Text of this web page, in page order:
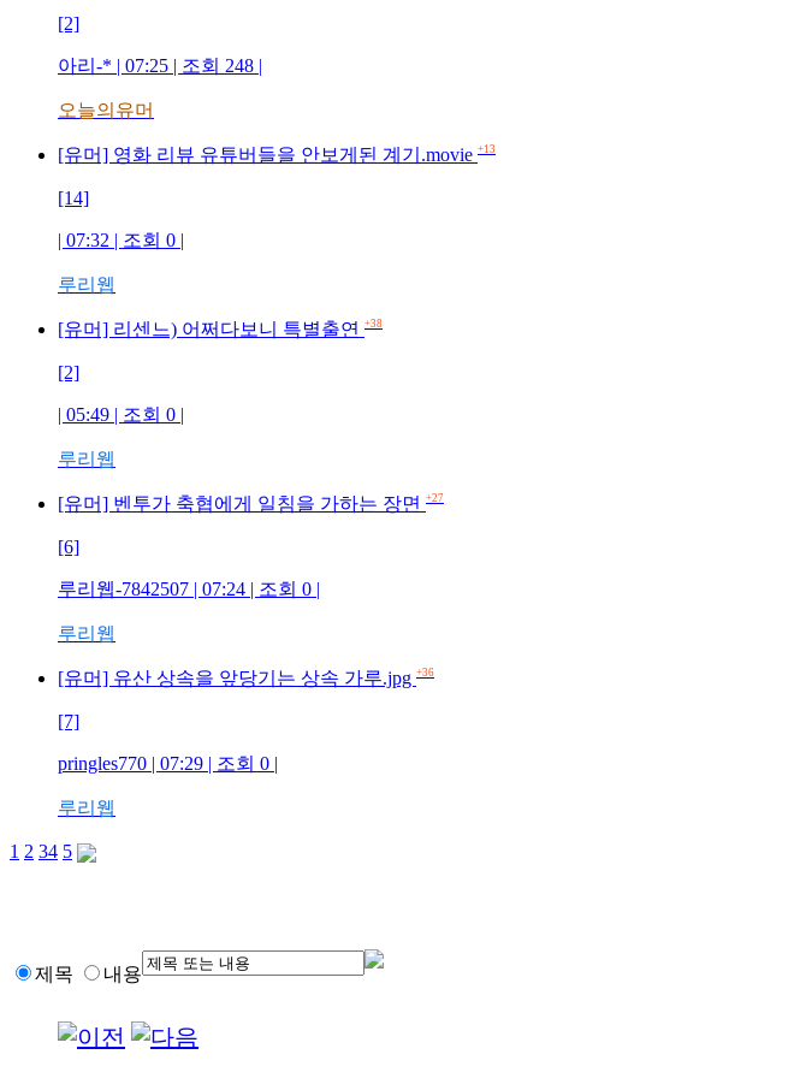
[2]
아리-* | 07:25 | 조회 248 |
오늘의유머
[유머] 영화 리뷰 유튜버들을 안보게된 계기.movie +13
[14]
| 07:32 | 조회 0 |
루리웹
[유머] 리센느) 어쩌다보니 특별출연 +38
[2]
| 05:49 | 조회 0 |
루리웹
[유머] 벤투가 축협에게 일침을 가하는 장면 +27
[6]
루리웹-7842507 | 07:24 | 조회 0 |
루리웹
[유머] 유산 상속을 앞당기는 상속 가루.jpg +36
[7]
pringles770 | 07:29 | 조회 0 |
루리웹
1 2 34 5
제목 내용